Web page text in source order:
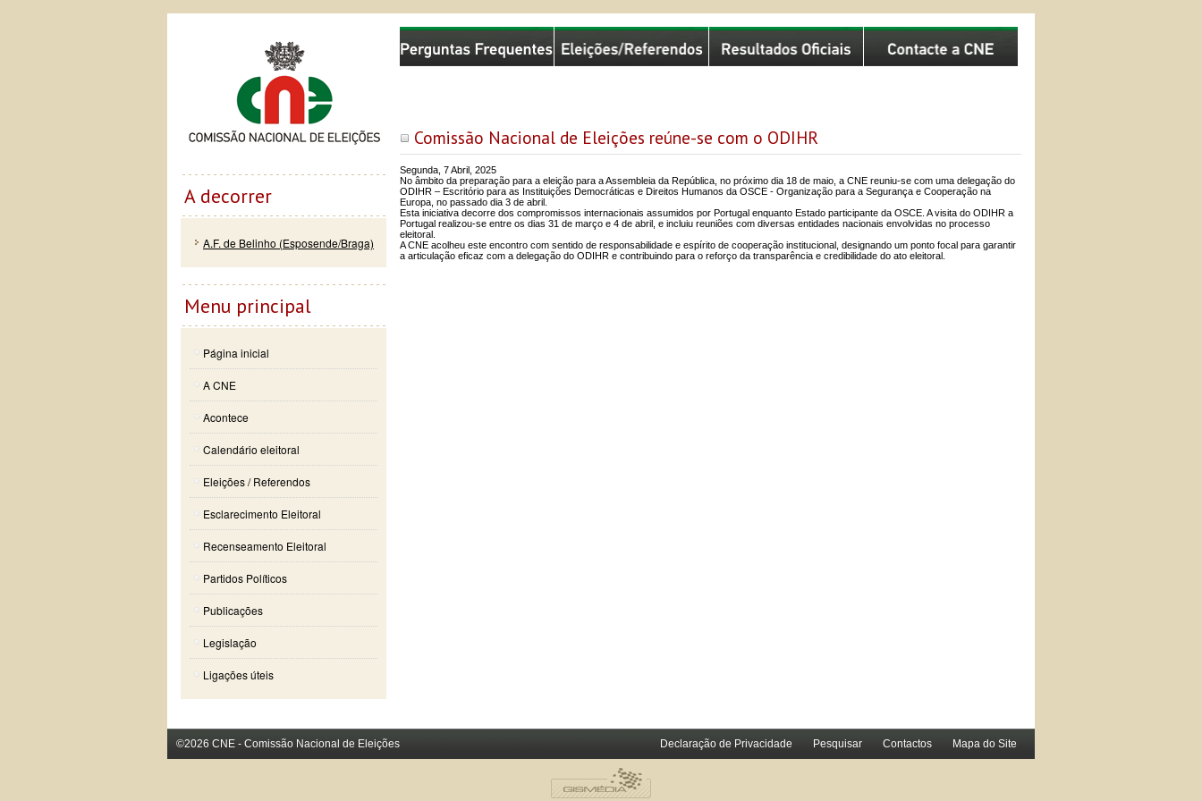
Comissão Nacional de Eleições reúne-se com o ODIHR
Segunda, 7 Abril, 2025
No âmbito da preparação para a eleição para a Assembleia da República, no próximo dia 18 de maio, a CNE reuniu-se com uma delegação do
ODIHR – Escritório para as Instituições Democráticas e Direitos Humanos da OSCE - Organização para a Segurança e Cooperação na
Europa, no passado dia 3 de abril.
Esta iniciativa decorre dos compromissos internacionais assumidos por Portugal enquanto Estado participante da OSCE. A visita do ODIHR a
Portugal realizou-se entre os dias 31 de março e 4 de abril, e incluiu reuniões com diversas entidades nacionais envolvidas no processo
eleitoral.
A CNE acolheu este encontro com sentido de responsabilidade e espírito de cooperação institucional, designando um ponto focal para garantir
a articulação eficaz com a delegação do ODIHR e contribuindo para o reforço da transparência e credibilidade do ato eleitoral.
Comissão Nacional de Eleições
A decorrer
A.F. de Belinho (Esposende/Braga)
Menu principal
Página inicial
A CNE
Acontece
Calendário eleitoral
Eleições / Referendos
Esclarecimento Eleitoral
Recenseamento Eleitoral
Partidos Políticos
Publicações
Legislação
Ligações úteis
©2026 CNE - Comissão Nacional de Eleições Declaração de Privacidade Pesquisar Contactos Mapa do Site